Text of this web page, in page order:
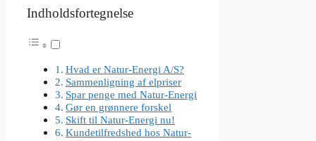
Indholdsfortegnelse
Hvad er Natur-Energi A/S?
Sammenligning af elpriser
Spar penge med Natur-Energi
Gør en grønnere forskel
Skift til Natur-Energi nu!
Kundetilfredshed hos Natur-